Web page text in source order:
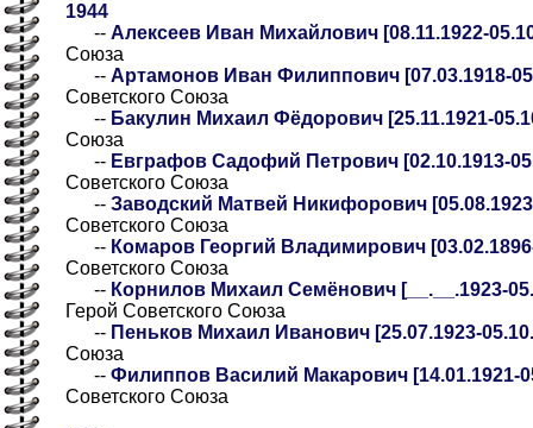
1944
-- Алексеев Иван Михайлович [08.11.1922-
Союза
-- Артамонов Иван Филиппович [07.03.1918-
Советского Союза
-- Бакулин Михаил Фёдорович [25.11.1921-
Союза
-- Евграфов Садофий Петрович [02.10.1913-
Советского Союза
-- Заводский Матвей Никифорович
Советского Союза
-- Комаров Георгий Владимирович
Советского Союза
-- Корнилов Михаил Семёнович [__.__.1923-
Герой Советского Союза
-- Пеньков Михаил Иванович [25.07.1923-
Союза
-- Филиппов Василий Макарович [14.01.1921-
Советского Союза